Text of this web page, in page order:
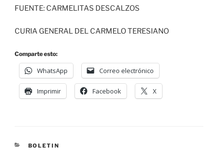
FUENTE: CARMELITAS DESCALZOS
CURIA GENERAL DEL CARMELO TERESIANO
Comparte esto:
WhatsApp Correo electrónico
Imprimir Facebook X
BOLETIN